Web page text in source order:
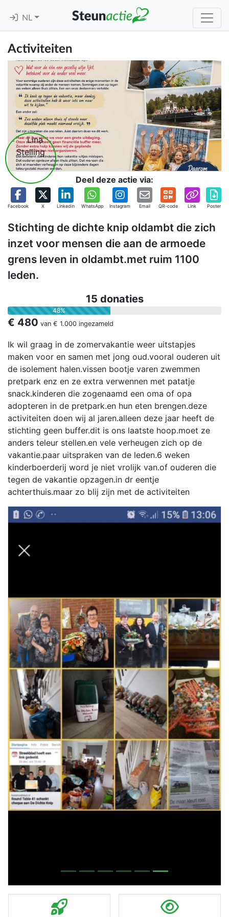
NL
Activiteiten
Deel deze actie via:
Facebook X Linkedin WhatsApp Instagram Email QR-code Link Poster
Stichting de dichte knip oldambt die zich
inzet voor mensen die aan de armoede
grens leven in oldambt.met ruim 1100
leden.
15 donaties
48%
€ 480 van € 1.000 ingezameld
Previous Next
Ik wil graag in de zomervakantie weer uitstapjes
maken voor en samen met jong oud.vooral ouderen uit
de isolement halen.vissen bootje varen zwemmen
pretpark enz en ze extra verwennen met patatje
snack.kinderen die zogenaamd een oma of opa
adopteren in de pretpark.en hun eten brengen.deze
activiteiten doen wij al jaren.alleen deze jaar heeft de
stichting geen buffer.dit is ons laatste hoop.moet ze
anders teleur stellen.en vele verheugen zich op de
vakantie.paar uitspraken van de leden.6 weken
kinderboerderij word je niet vrolijk van.of ouderen die
tegen de vakantie opzagen.in dr eentje
achterthuis.maar zo blij zijn met de activiteiten